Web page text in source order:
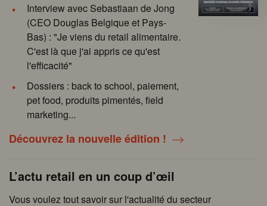
Interview avec Sebastiaan de Jong
(CEO Douglas Belgique et Pays-
Bas) : "Je viens du retail alimentaire.
C'est là que j'ai appris ce qu'est
l'efficacité"
Dossiers : back to school, paiement,
pet food, produits pimentés, field
marketing...
Découvrez la nouvelle édition !
L’actu retail en un coup d’œil
Vous voulez tout savoir sur l'actualité du secteur